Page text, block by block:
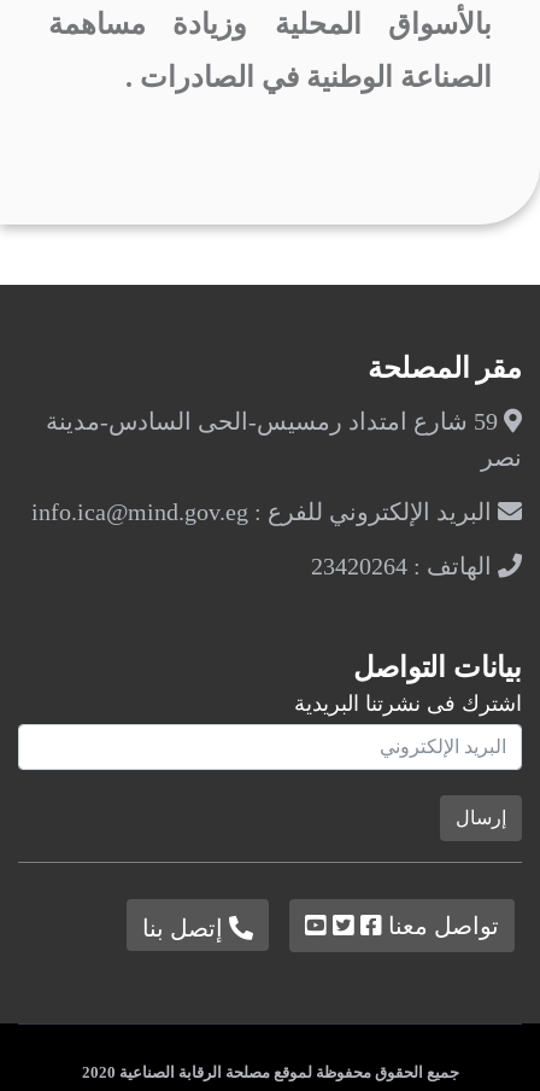
بالأسواق المحلية وزيادة مساهمة
الصناعة الوطنية في الصادرات .
مقر المصلحة
59 شارع امتداد رمسيس-الحى السادس-مدينة
نصر
البريد الإلكتروني للفرع : info.ica@mind.gov.eg
الهاتف : 23420264
بيانات التواصل
اشترك فى نشرتنا البريدية
إرسال
تواصل معنا إتصل بنا
جميع الحقوق محفوظة لموقع مصلحة الرقابة الصناعية 2020